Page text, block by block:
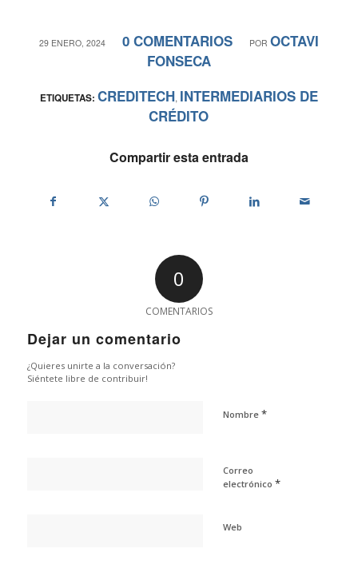
29 ENERO, 2024
/ 0 COMENTARIOS
/ POR OCTAVI
FONSECA
ETIQUETAS: CREDITECH, INTERMEDIARIOS DE
CRÉDITO
Compartir esta entrada
0
COMENTARIOS
Dejar un comentario
¿Quieres unirte a la conversación?
Siéntete libre de contribuir!
Nombre *
Correo
electrónico *
Web